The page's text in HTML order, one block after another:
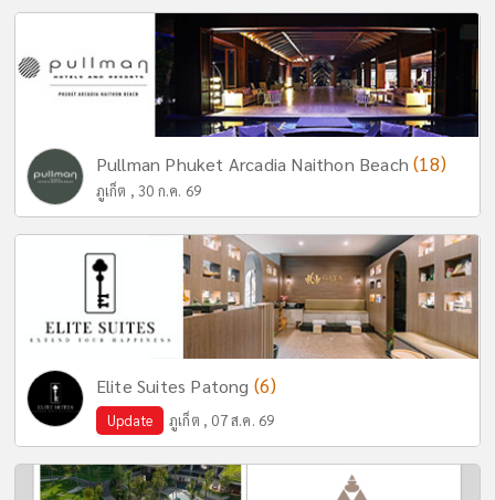
Pullman Phuket Arcadia Naithon Beach(18)
ภูเก็ต , 30 ก.ค. 69
Elite Suites Patong (6)
Update ภูเก็ต , 07 ส.ค. 69